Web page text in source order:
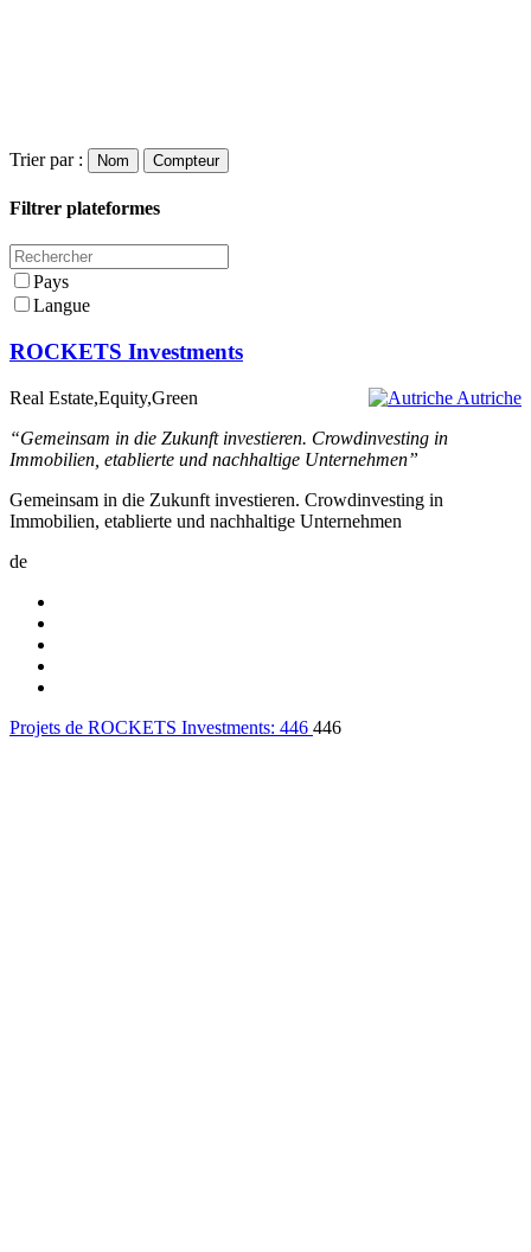
Trier par : Nom Compteur
Filtrer plateformes
Pays
Langue
ROCKETS Investments
Autriche
Real Estate,Equity,Green
“Gemeinsam in die Zukunft investieren. Crowdinvesting in
Immobilien, etablierte und nachhaltige Unternehmen”
Gemeinsam in die Zukunft investieren. Crowdinvesting in
Immobilien, etablierte und nachhaltige Unternehmen
de
Projets de ROCKETS Investments: 446 446